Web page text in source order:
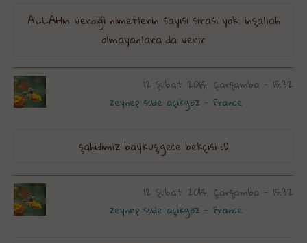
ALLAHın verdiği nimetlerin sayısı sırası yok. inşallah
olmayanlara da verir
12 Şubat 2014, Çarşamba - 15:32
zeynep sude açıkgöz - France
şahidimiz baykuş.gece bekçisi :D
12 Şubat 2014, Çarşamba - 15:32
zeynep sude açıkgöz - France